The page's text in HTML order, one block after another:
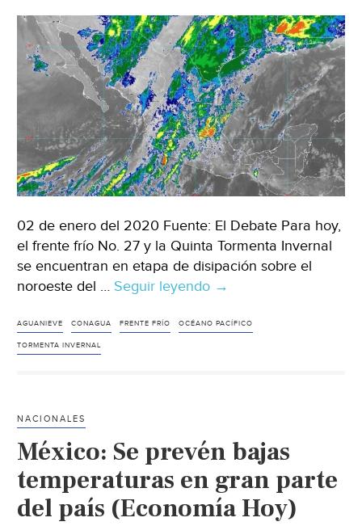
02 de enero del 2020 Fuente: El Debate Para hoy,
el frente frío No. 27 y la Quinta Tormenta Invernal
se encuentran en etapa de disipación sobre el
noroeste del … Seguir leyendo México:
prevén
estos
estados
(El
Debate)
→
AGUANIEVE CONAGUA FRENTE FRÍO OCÉANO PACÍFICO
TORMENTA INVERNAL
NACIONALES
México: Se prevén bajas
temperaturas en gran parte
del país (Economía Hoy)